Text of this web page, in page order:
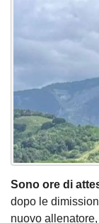
Sono ore di
dopo le
nuovo